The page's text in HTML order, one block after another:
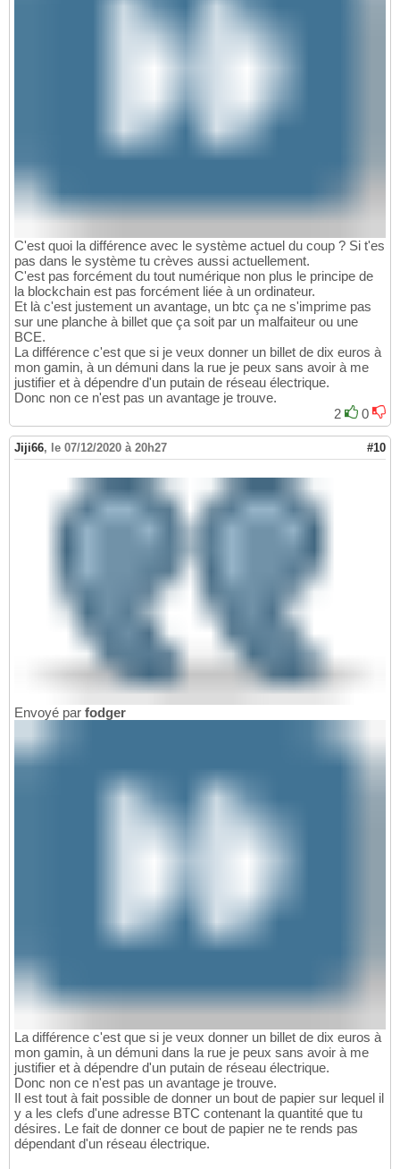
C'est quoi la différence avec le système actuel du coup ? Si t'es
pas dans le système tu crèves aussi actuellement.
C'est pas forcément du tout numérique non plus le principe de
la blockchain est pas forcément liée à un ordinateur.
Et là c'est justement un avantage, un btc ça ne s'imprime pas
sur une planche à billet que ça soit par un malfaiteur ou une
BCE.
La différence c'est que si je veux donner un billet de dix euros à
mon gamin, à un démuni dans la rue je peux sans avoir à me
justifier et à dépendre d'un putain de réseau électrique.
Donc non ce n'est pas un avantage je trouve.
2
0
Jiji66, le 07/12/2020 à 20h27 #10
Envoyé par fodger
La différence c'est que si je veux donner un billet de dix euros à
mon gamin, à un démuni dans la rue je peux sans avoir à me
justifier et à dépendre d'un putain de réseau électrique.
Donc non ce n'est pas un avantage je trouve.
Il est tout à fait possible de donner un bout de papier sur lequel il
y a les clefs d'une adresse BTC contenant la quantité que tu
désires. Le fait de donner ce bout de papier ne te rends pas
dépendant d'un réseau électrique.